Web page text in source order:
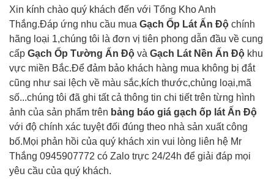
Xin kính chào quý khách đến với Tổng Kho Anh
Thắng.Đáp ứng nhu cầu mua Gạch Ốp Lát Ấn Độ chính
hãng loại 1,chúng tôi là đơn vị tiên phong dẫn đầu về cung
cấp Gạch Ốp Tường Ấn Độ và Gạch Lát Nền Ấn Độ khu
vực miền Bắc.Để đảm bảo khách hàng mua không bị đắt
cũng như sai lệch về màu sắc,kích thước,chủng loại,mã
số...chúng tôi đã ghi tất cả thông tin chi tiết trên từng hình
ảnh của sản phẩm trên bảng báo giá gạch ốp lát Ấn Độ
với độ chính xác tuyệt đối đúng theo nhà sản xuất công
bố.Mọi phản hồi của quý khách xin vui lòng liên hệ Mr
Thắng 0945907772 có Zalo trực 24/24h để giải đáp mọi
yêu cầu của quý khách.